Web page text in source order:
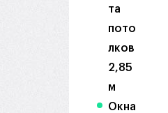
та
пото
лков
2,85
м
Окна